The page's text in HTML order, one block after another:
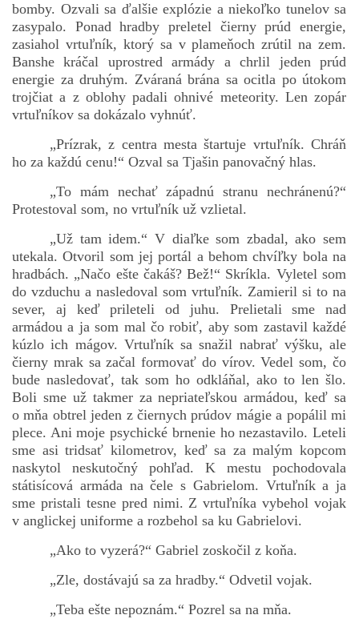
bomby. Ozvali sa ďalšie explózie a niekoľko tunelov sa
zasypalo. Ponad hradby preletel čierny prúd energie,
zasiahol vrtuľník, ktorý sa v plameňoch zrútil na zem.
Banshe kráčal uprostred armády a chrlil jeden prúd
energie za druhým. Zváraná brána sa ocitla po útokom
trojčiat a z oblohy padali ohnivé meteority. Len zopár
vrtuľníkov sa dokázalo vyhnúť.
„Prízrak, z centra mesta štartuje vrtuľník. Chráň
ho za každú cenu!“ Ozval sa Tjašin panovačný hlas.
„To mám nechať západnú stranu nechránenú?“
Protestoval som, no vrtuľník už vzlietal.
„Už tam idem.“ V diaľke som zbadal, ako sem
utekala. Otvoril som jej portál a behom chvíľky bola na
hradbách. „Načo ešte čakáš? Bež!“ Skríkla. Vyletel som
do vzduchu a nasledoval som vrtuľník. Zamieril si to na
sever, aj keď prileteli od juhu. Prelietali sme nad
armádou a ja som mal čo robiť, aby som zastavil každé
kúzlo ich mágov. Vrtuľník sa snažil nabrať výšku, ale
čierny mrak sa začal formovať do vírov. Vedel som, čo
bude nasledovať, tak som ho odkláňal, ako to len šlo.
Boli sme už takmer za nepriateľskou armádou, keď sa
o mňa obtrel jeden z čiernych prúdov mágie a popálil mi
plece. Ani moje psychické brnenie ho nezastavilo. Leteli
sme asi tridsať kilometrov, keď sa za malým kopcom
naskytol neskutočný pohľad. K mestu pochodovala
státisícová armáda na čele s Gabrielom. Vrtuľník a ja
sme pristali tesne pred nimi. Z vrtuľníka vybehol vojak
v anglickej uniforme a rozbehol sa ku Gabrielovi.
„Ako to vyzerá?“ Gabriel zoskočil z koňa.
„Zle, dostávajú sa za hradby.“ Odvetil vojak.
„Teba ešte nepoznám.“ Pozrel sa na mňa.